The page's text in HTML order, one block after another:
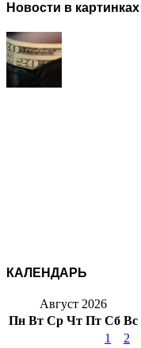
Новости в картинках
КАЛЕНДАРЬ
Август 2026
Пн Вт Ср Чт Пт Сб Вс
1
2